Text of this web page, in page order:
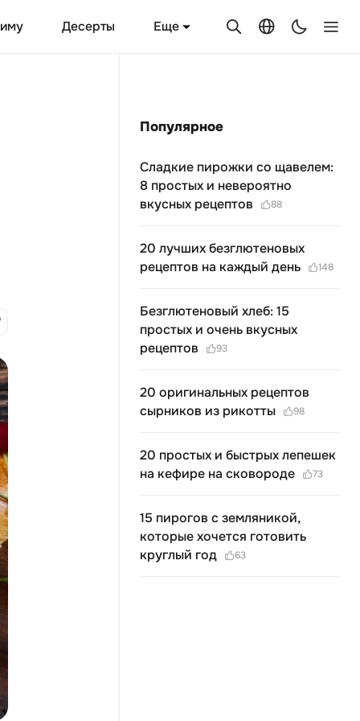
Десерты Еще
Популярное
Сладкие пирожки со щавелем:
8 простых и невероятно
вкусных рецептов
88
20 лучших безглютеновых
рецептов на каждый день
148
Безглютеновый хлеб: 15
простых и очень вкусных
рецептов
93
20 оригинальных рецептов
cырников из рикотты
98
20 простых и быстрых лепешек
на кефире на сковороде
73
15 пирогов с земляникой,
которые хочется готовить
круглый год
63